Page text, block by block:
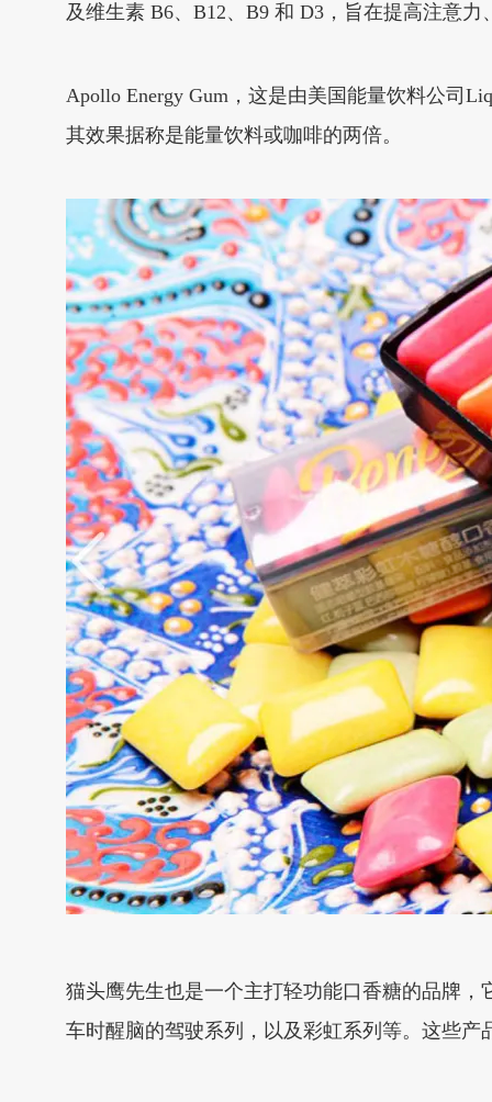
及维生素 B6、B12、B9 和 D3，旨在提高注意力
Apollo Energy Gum，这是由美国能量饮料公司
其效果据称是能量饮料或咖啡的两倍。
猫头鹰先生也是一个主打轻功能口香糖的品牌
车时醒脑的驾驶系列，以及彩虹系列等。这些